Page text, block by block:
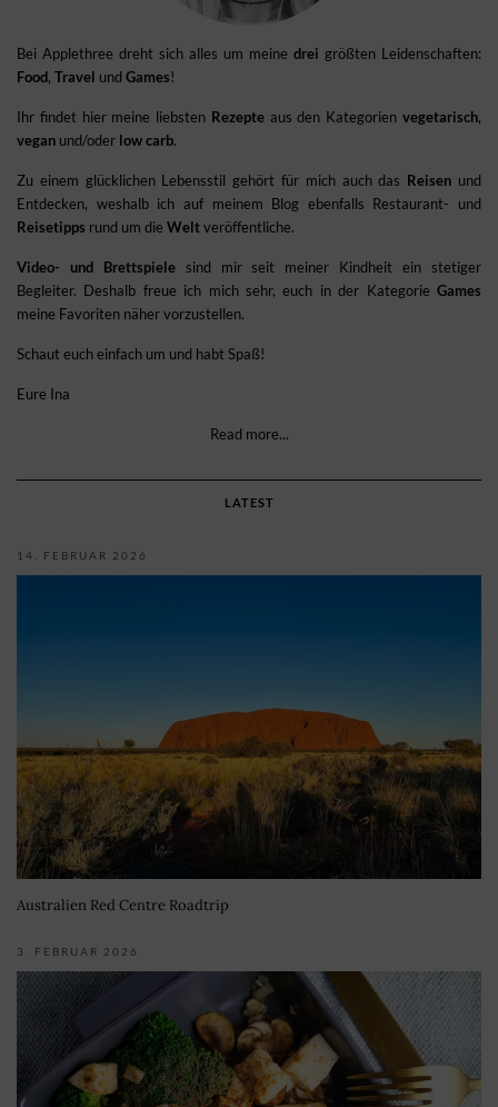
Bei Applethree dreht sich alles um meine drei größten Leidenschaften:
Food, Travel und Games!
Ihr findet hier meine liebsten Rezepteaus den Kategorienvegetarisch,
vegan und/oder low carb.
Zu einem glücklichen Lebensstil gehört für mich auch das Reisen und
Entdecken, weshalb ich auf meinem Blog ebenfalls Restaurant- und
Reisetipps rund um die Weltveröffentliche.
Video- und Brettspielesind mir seit meiner Kindheit ein stetiger
Begleiter. Deshalb freue ich mich sehr, euch in der Kategorie Games
meine Favoriten näher vorzustellen.
Schaut euch einfach um und habt Spaß!
Eure Ina
Read more...
LATEST
14. FEBRUAR 2026
Australien Red Centre Roadtrip
3. FEBRUAR 2026